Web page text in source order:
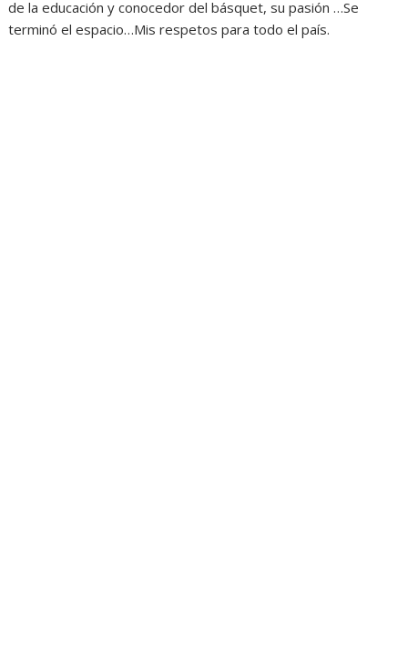
de la educación y conocedor del básquet, su pasión …Se
terminó el espacio…Mis respetos para todo el país.